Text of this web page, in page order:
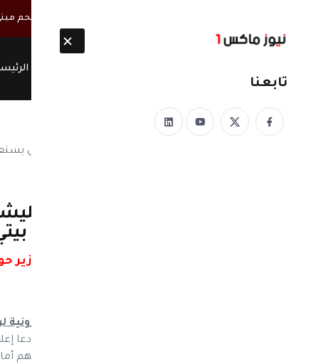
مصحوبة بأطقم مسلحة.. ميليشيا الحوثي تقتحم
تابعنا
حملة الكترونية لرصد
صالح ويرد مذعورا : اجرت
حملة الكترونية لرصد المليشيا ..
تحت وسم: (#جبهة_الرصد)... حملة الكترونية
نيوز ماكس ون : دعا
إلى رصد تحركات الحوثيين في اليمن، و”كشفهم